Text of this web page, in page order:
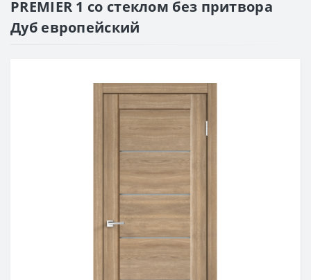
PREMIER 1 со стеклом без притвора
Дуб европейский